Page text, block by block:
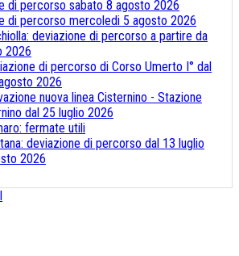
di percorso sabato 8 agosto 2026
di percorso mercoledi 5 agosto 2026
deviazione di percorso a partire da
2026
di percorso di Corso Umerto I° dal
2026
nuova linea Cisternino - Stazione
dal 25 luglio 2026
fermate utili
deviazione di percorso dal 13 luglio
2026